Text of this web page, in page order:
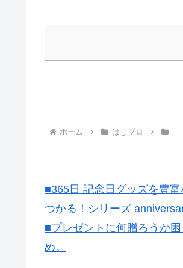
ホーム はじプロ
■365日 記念日グッズを豊
つかる！シリーズ
■プレゼントに何贈ろうか
め。